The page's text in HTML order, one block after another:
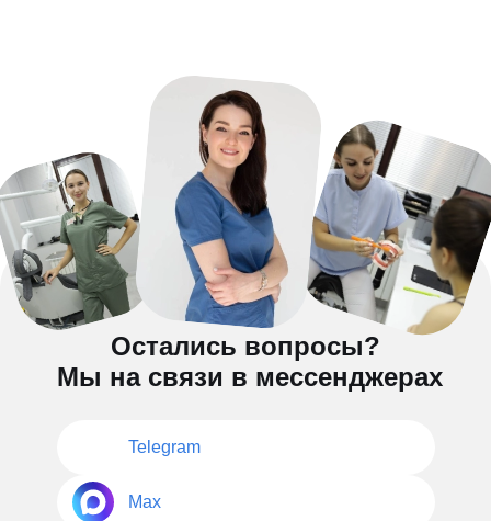
Остались вопросы?
Мы на связи в мессенджерах
Telegram
Max